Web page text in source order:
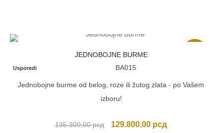
JEDNOBOJNE BURME
Usporedi BA015
Jednobojne burme od belog, roze ili žutog zlata - po Vašem
izboru!
135.300,00рсд
Originalna
129.800,00 рсд